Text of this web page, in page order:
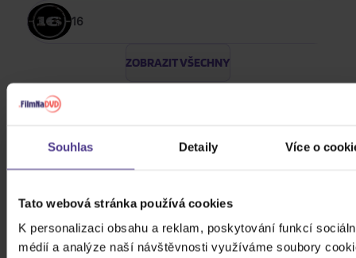
Souhlas Detaily Více o
Tato webová stránka používá cookies
K personalizaci obsahu a reklam, poskytování funkcí
médií a analýze naší návštěvnosti využíváme soubory
16
ZOBRAZIT VŠECHNY
FOLK, WORLD, & COUNTRY & ROCK 2014 -
2024
Kabát: Original Albums Vol.3
4CD
Skladem 439 Kč